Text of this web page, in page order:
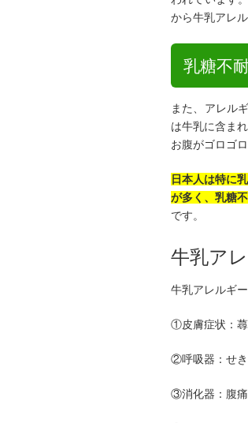
から牛乳アレ
乳糖不
また、アレル
は牛乳に含ま
お腹がゴロゴ
日本人は特に
が多く、乳糖
です。
牛乳ア
牛乳アレルギ
①皮膚症状：蕁
②呼吸器：せ
③消化器：腹